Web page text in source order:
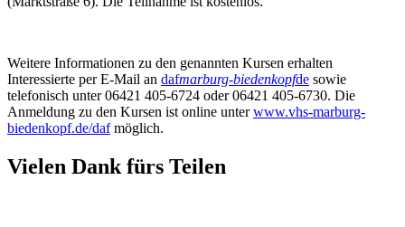
Weitere Informationen zu den genannten Kursen erhalten
Interessierte per E-Mail an dafmarburg-biedenkopfde sowie
telefonisch unter 06421 405-6724 oder 06421 405-6730. Die
Anmeldung zu den Kursen ist online unterwww.vhs-marburg-
biedenkopf.de/dafmöglich.
Vielen Dank fürs Teilen